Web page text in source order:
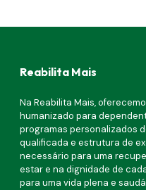
Reabilita Mais
Na Reabilita Mais,
humanizado para
programas personalizados
qualificada e estrutura de
necessário para uma
estar e na dignidade de
para uma vida plena e